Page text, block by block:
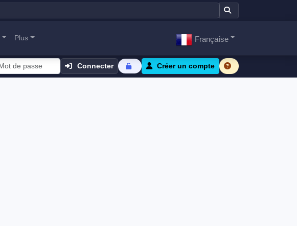
Plus Française
Connecter Créer un compte